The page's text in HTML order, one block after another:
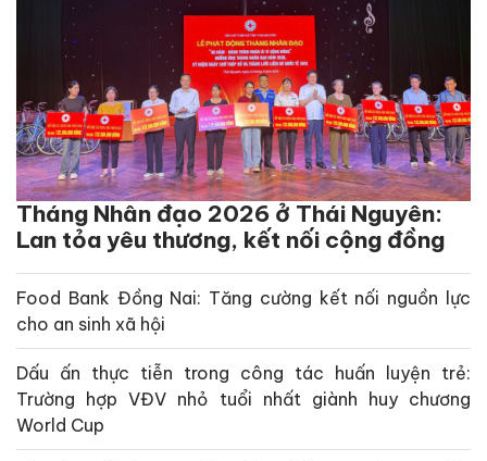
Tháng Nhân đạo 2026 ở Thái Nguyên:
Lan tỏa yêu thương, kết nối cộng đồng
Food Bank Đồng Nai: Tăng cường kết nối nguồn lực
cho an sinh xã hội
Dấu ấn thực tiễn trong công tác huấn luyện trẻ:
Trường hợp VĐV nhỏ tuổi nhất giành huy chương
World Cup